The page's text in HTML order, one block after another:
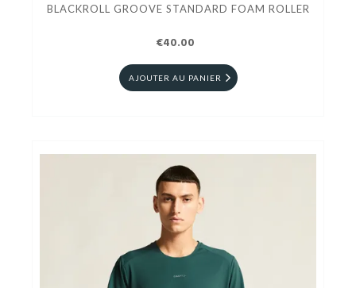
BLACKROLL GROOVE STANDARD FOAM ROLLER
€40.00
AJOUTER AU PANIER